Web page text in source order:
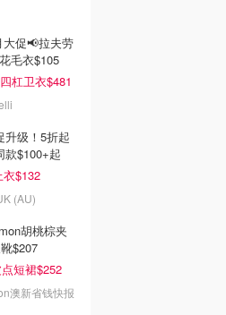
大促📢拉夫劳
毛衣$105
杠卫衣$481
升级！5折起
款$100+起
$132
(AU)
胡桃棕夹
$207
短裙$252
澳新省钱快报